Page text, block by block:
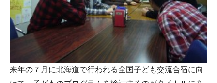
来年の７月に北海道で行われる全国子ども交流合宿に向